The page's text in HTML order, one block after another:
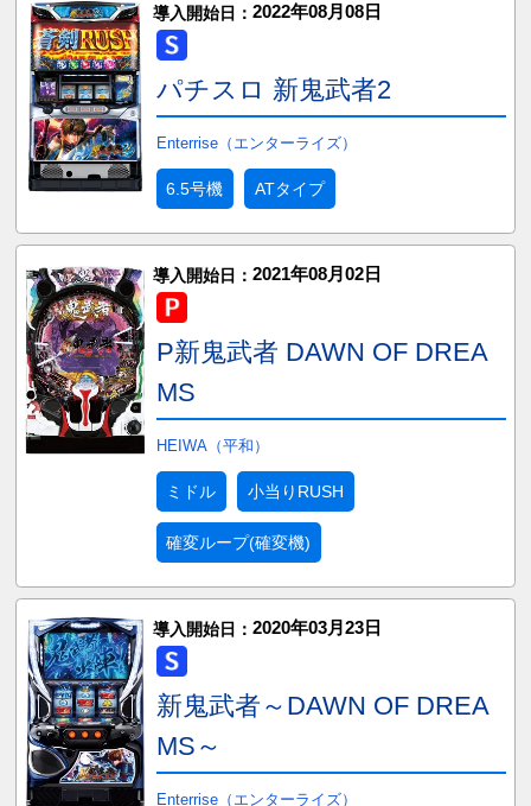
導入開始日： 2022年08月08日
パチスロ 新鬼武者2
Enterrise（エンターライズ）
6.5号機 ATタイプ
導入開始日： 2021年08月02日
P新鬼武者 DAWN OF DREA
MS
HEIWA（平和）
ミドル 小当りRUSH
確変ループ(確変機)
導入開始日： 2020年03月23日
新鬼武者～DAWN OF DREA
MS～
Enterrise（エンターライズ）